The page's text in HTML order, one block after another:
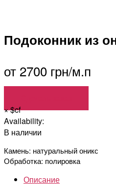
Подоконник из
от 2700 грн/м.п
×$cf
Availability:
В наличии
Камень: натуральный оникс
Обработка: полировка
Описание